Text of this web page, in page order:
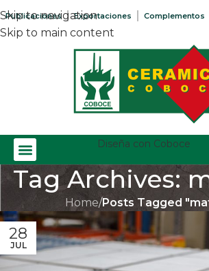
Skip to navigation
Skip to main content
Publicaciones Exportaciones Complementos
Diseña con Coboce
Tag Archives:
Home/Posts Tagged
28
JUL